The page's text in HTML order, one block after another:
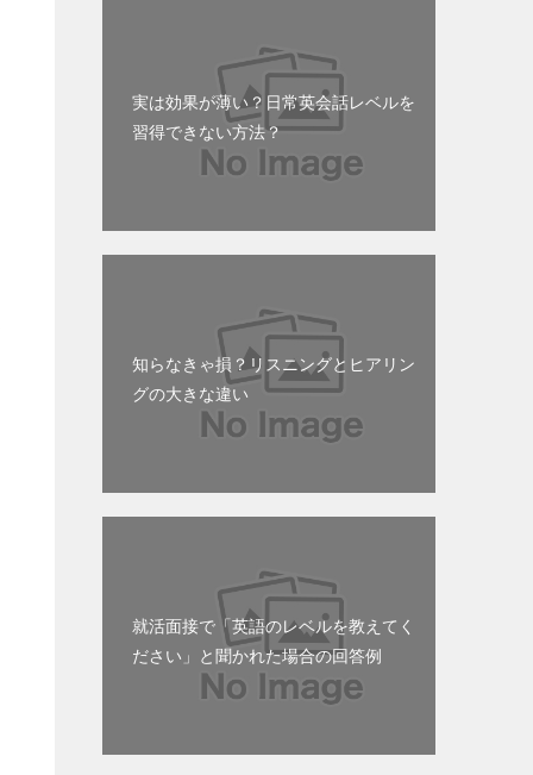
実は効果が薄い？日常英会話レベルを
習得できない方法？
知らなきゃ損？リスニングとヒアリン
グの大きな違い
就活面接で「英語のレベルを教えてく
ださい」と聞かれた場合の回答例